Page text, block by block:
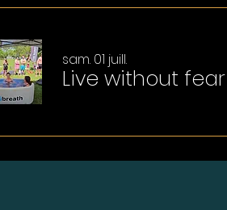
sam. 01 juill.
Live without